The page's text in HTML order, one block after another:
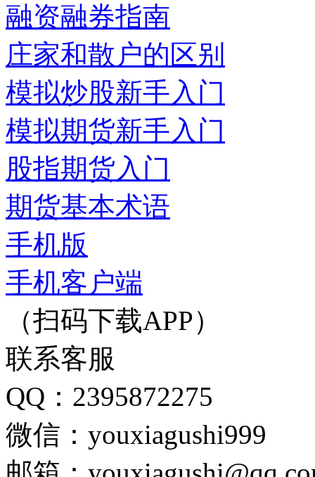
融资融券指南
庄家和散户的区别
模拟炒股新手入门
模拟期货新手入门
股指期货入门
期货基本术语
手机版
手机客户端
（扫码下载APP）
联系客服
QQ：2395872275
微信：youxiagushi999